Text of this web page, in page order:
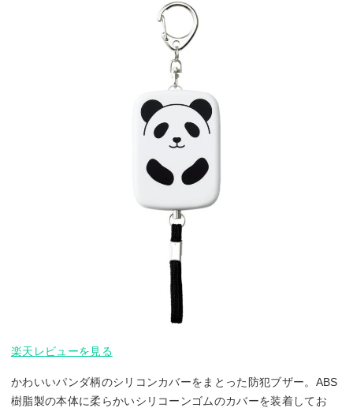
楽天レビューを見る
かわいいパンダ柄のシリコンカバーをまとった防犯ブザー。ABS
樹脂製の本体に柔らかいシリコーンゴムのカバーを装着してお